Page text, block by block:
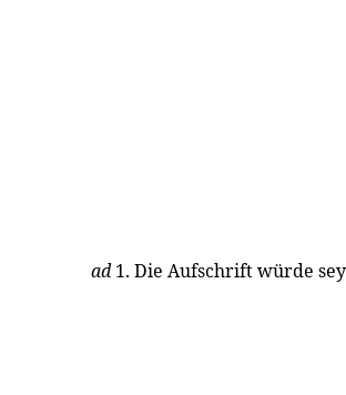
ad1. Die Aufschrift würde